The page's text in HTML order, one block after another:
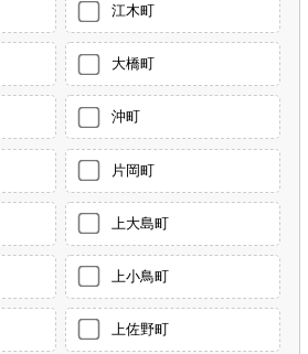
江木町
大橋町
沖町
片岡町
上大島町
上小鳥町
上佐野町